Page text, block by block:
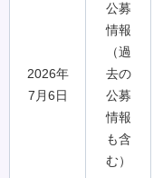
2026年
7月6日
公募
情報
（過
去の
公募
情報
も含
む）